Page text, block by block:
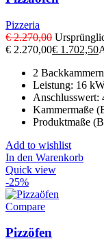
Pizzeria
€2.270,00
€ 2.270,00€ 1.702,50
2
Leistung: 16
Anschlusswert:
Kammermaße
Produktmaße
Add to wishlist
In den Warenkorb
Quick view
-25%
Compare
Pizzöfen